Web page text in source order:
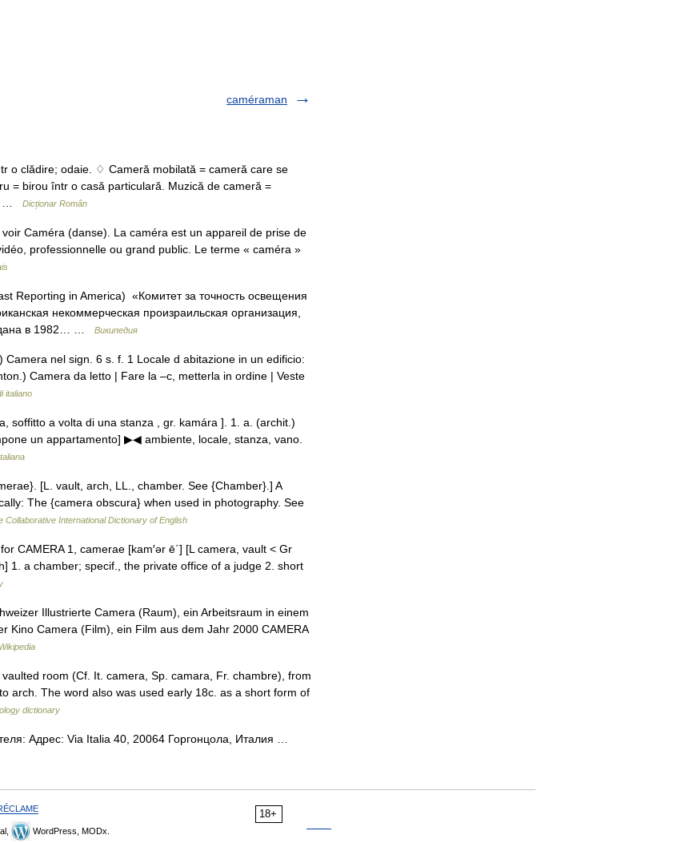
caméraman
o clădire; odaie. ♢ Cameră mobilată = cameră care se
= birou într o casă particulară. Muzică de cameră =
…
Dicționar Român
Caméra (danse). La caméra est un appareil de prise de
professionnelle ou grand public. Le terme « caméra »
Reporting in America) «Комитет за точность освещения
некоммерческая произраильская организация,
в 1982… …
Википедия
nel sign. 6 s. f. 1 Locale d abitazione in un edificio:
Camera da letto | Fare la –c, metterla in ordine | Veste
italiano
soffitto a volta di una stanza , gr. kamára ]. 1. a. (archit.)
un appartamento] ▶◀ ambiente, locale, stanza, vano.
[L. vault, arch, LL., chamber. See {Chamber}.] A
The {camera obscura} when used in photography. See
Collaborative International Dictionary of English
CAMERA 1, camerae [kam′ər ē΄] [L camera, vault < Gr
1. a chamber; specif., the private office of a judge 2. short
Illustrierte Camera (Raum), ein Arbeitsraum in einem
Kino Camera (Film), ein Film aus dem Jahr 2000 CAMERA
room (Cf. It. camera, Sp. camara, Fr. chambre), from
arch. The word also was used early 18c. as a short form of
dictionary
Адрес: Via Italia 40, 20064 Горгонцола, Италия …
18+
WordPress, MODx.